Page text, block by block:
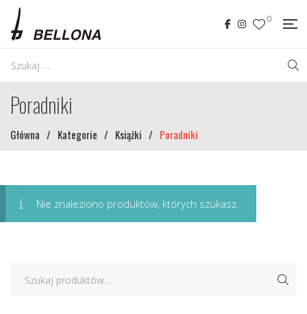
0
Poradniki
Główna / Kategorie / Książki / Poradniki
Nie znaleziono produktów, których szukasz.